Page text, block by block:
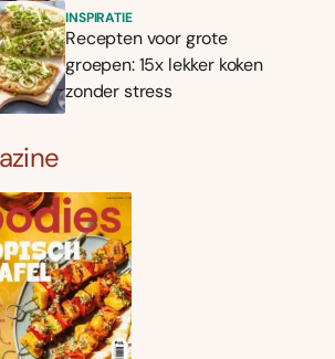
INSPIRATIE
Recepten voor grote
groepen: 15x lekker koken
zonder stress